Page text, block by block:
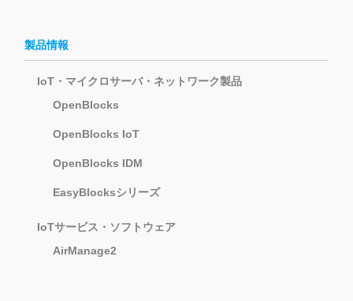
製品情報
IoT・マイクロサーバ・ネットワーク製品
OpenBlocks
OpenBlocks IoT
OpenBlocks IDM
EasyBlocksシリーズ
IoTサービス・ソフトウェア
AirManage2